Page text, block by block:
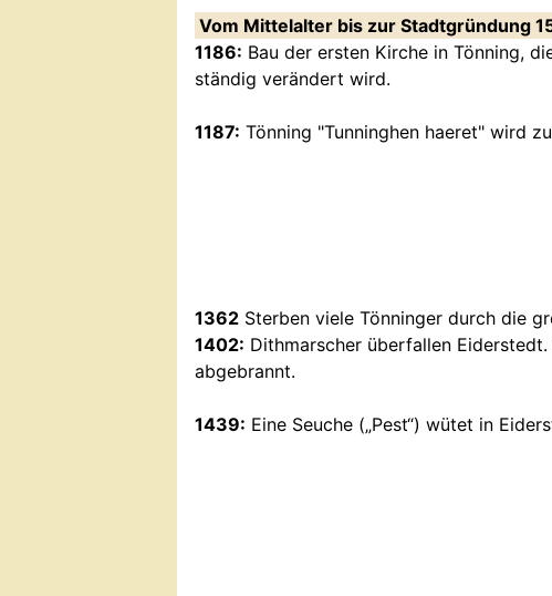
Vom Mittelalter bis zur Stadtgründung
1186: Bau der ersten Kirche in Tönning,
ständig verändert wird.
1187: Tönning "Tunninghen haeret" wird
1362 Sterben viele Tönninger durch die
1402: Dithmarscher überfallen
abgebrannt.
1439: Eine Seuche („Pest“) wütet in